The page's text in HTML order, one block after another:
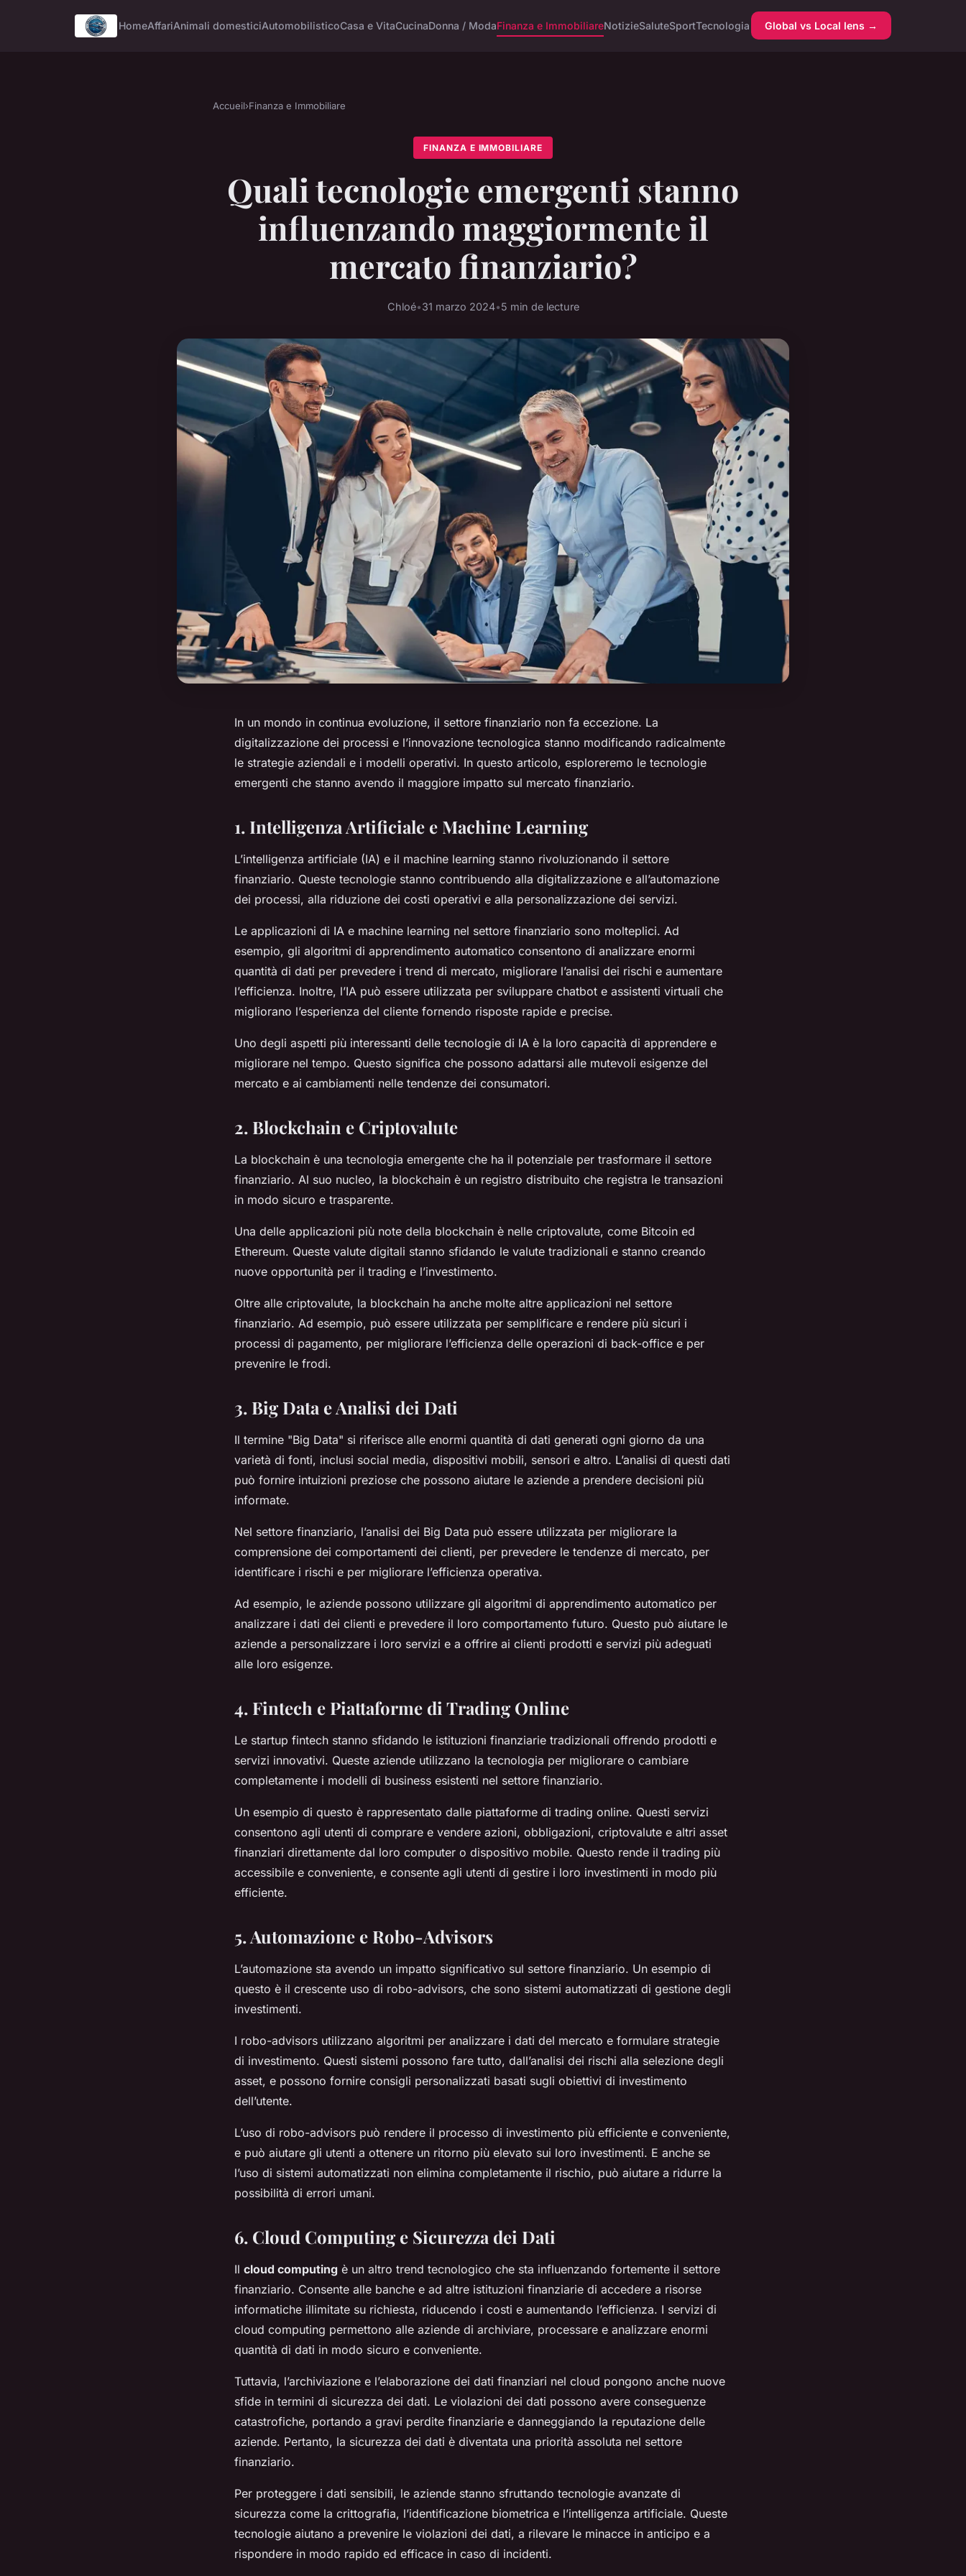
HomeAffariAnimali domesticiAutomobilisticoCasa e VitaCucinaDonna / ModaFinanza e ImmobiliareNotizieSaluteSportTecnologia Global vs Local lens →
Accueil›Finanza e Immobiliare
FINANZA E IMMOBILIARE
Quali tecnologie emergenti stanno
influenzando maggiormente il
mercato finanziario?
Chloé•31 marzo 2024•5 min de lecture
In un mondo in continua evoluzione, il settore finanziario non fa eccezione. La
digitalizzazione dei processi e l’innovazione tecnologica stanno modificando radicalmente
le strategie aziendali e i modelli operativi. In questo articolo, esploreremo le tecnologie
emergenti che stanno avendo il maggiore impatto sul mercato finanziario.
1. Intelligenza Artificiale e Machine Learning
L’intelligenza artificiale (IA) e il machine learning stanno rivoluzionando il settore
finanziario. Queste tecnologie stanno contribuendo alla digitalizzazione e all’automazione
dei processi, alla riduzione dei costi operativi e alla personalizzazione dei servizi.
Le applicazioni di IA e machine learning nel settore finanziario sono molteplici. Ad
esempio, gli algoritmi di apprendimento automatico consentono di analizzare enormi
quantità di dati per prevedere i trend di mercato, migliorare l’analisi dei rischi e aumentare
l’efficienza. Inoltre, l’IA può essere utilizzata per sviluppare chatbot e assistenti virtuali che
migliorano l’esperienza del cliente fornendo risposte rapide e precise.
Uno degli aspetti più interessanti delle tecnologie di IA è la loro capacità di apprendere e
migliorare nel tempo. Questo significa che possono adattarsi alle mutevoli esigenze del
mercato e ai cambiamenti nelle tendenze dei consumatori.
2. Blockchain e Criptovalute
La blockchain è una tecnologia emergente che ha il potenziale per trasformare il settore
finanziario. Al suo nucleo, la blockchain è un registro distribuito che registra le transazioni
in modo sicuro e trasparente.
Una delle applicazioni più note della blockchain è nelle criptovalute, come Bitcoin ed
Ethereum. Queste valute digitali stanno sfidando le valute tradizionali e stanno creando
nuove opportunità per il trading e l’investimento.
Oltre alle criptovalute, la blockchain ha anche molte altre applicazioni nel settore
finanziario. Ad esempio, può essere utilizzata per semplificare e rendere più sicuri i
processi di pagamento, per migliorare l’efficienza delle operazioni di back-office e per
prevenire le frodi.
3. Big Data e Analisi dei Dati
Il termine "Big Data" si riferisce alle enormi quantità di dati generati ogni giorno da una
varietà di fonti, inclusi social media, dispositivi mobili, sensori e altro. L’analisi di questi dati
può fornire intuizioni preziose che possono aiutare le aziende a prendere decisioni più
informate.
Nel settore finanziario, l’analisi dei Big Data può essere utilizzata per migliorare la
comprensione dei comportamenti dei clienti, per prevedere le tendenze di mercato, per
identificare i rischi e per migliorare l’efficienza operativa.
Ad esempio, le aziende possono utilizzare gli algoritmi di apprendimento automatico per
analizzare i dati dei clienti e prevedere il loro comportamento futuro. Questo può aiutare le
aziende a personalizzare i loro servizi e a offrire ai clienti prodotti e servizi più adeguati
alle loro esigenze.
4. Fintech e Piattaforme di Trading Online
Le startup fintech stanno sfidando le istituzioni finanziarie tradizionali offrendo prodotti e
servizi innovativi. Queste aziende utilizzano la tecnologia per migliorare o cambiare
completamente i modelli di business esistenti nel settore finanziario.
Un esempio di questo è rappresentato dalle piattaforme di trading online. Questi servizi
consentono agli utenti di comprare e vendere azioni, obbligazioni, criptovalute e altri asset
finanziari direttamente dal loro computer o dispositivo mobile. Questo rende il trading più
accessibile e conveniente, e consente agli utenti di gestire i loro investimenti in modo più
efficiente.
5. Automazione e Robo-Advisors
L’automazione sta avendo un impatto significativo sul settore finanziario. Un esempio di
questo è il crescente uso di robo-advisors, che sono sistemi automatizzati di gestione degli
investimenti.
I robo-advisors utilizzano algoritmi per analizzare i dati del mercato e formulare strategie
di investimento. Questi sistemi possono fare tutto, dall’analisi dei rischi alla selezione degli
asset, e possono fornire consigli personalizzati basati sugli obiettivi di investimento
dell’utente.
L’uso di robo-advisors può rendere il processo di investimento più efficiente e conveniente,
e può aiutare gli utenti a ottenere un ritorno più elevato sui loro investimenti. E anche se
l’uso di sistemi automatizzati non elimina completamente il rischio, può aiutare a ridurre la
possibilità di errori umani.
6. Cloud Computing e Sicurezza dei Dati
Il cloud computing è un altro trend tecnologico che sta influenzando fortemente il settore
finanziario. Consente alle banche e ad altre istituzioni finanziarie di accedere a risorse
informatiche illimitate su richiesta, riducendo i costi e aumentando l’efficienza. I servizi di
cloud computing permettono alle aziende di archiviare, processare e analizzare enormi
quantità di dati in modo sicuro e conveniente.
Tuttavia, l’archiviazione e l’elaborazione dei dati finanziari nel cloud pongono anche nuove
sfide in termini di sicurezza dei dati. Le violazioni dei dati possono avere conseguenze
catastrofiche, portando a gravi perdite finanziarie e danneggiando la reputazione delle
aziende. Pertanto, la sicurezza dei dati è diventata una priorità assoluta nel settore
finanziario.
Per proteggere i dati sensibili, le aziende stanno sfruttando tecnologie avanzate di
sicurezza come la crittografia, l’identificazione biometrica e l’intelligenza artificiale. Queste
tecnologie aiutano a prevenire le violazioni dei dati, a rilevare le minacce in anticipo e a
rispondere in modo rapido ed efficace in caso di incidenti.